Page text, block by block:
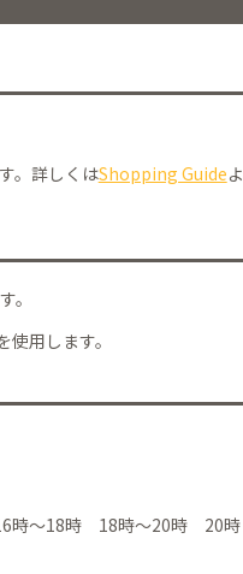
。詳しくはShopping Guideよ
。
用します。
時～18時 18時～20時 20時